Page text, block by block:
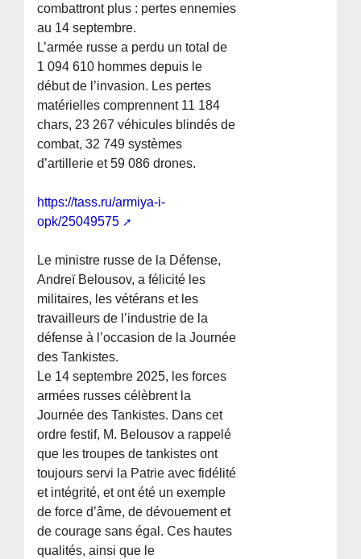
combattront plus : pertes ennemies
au 14 septembre.
L’armée russe a perdu un total de
1 094 610 hommes depuis le
début de l’invasion. Les pertes
matérielles comprennent 11 184
chars, 23 267 véhicules blindés de
combat, 32 749 systèmes
d’artillerie et 59 086 drones.
https://tass.ru/armiya-i-
opk/25049575
Le ministre russe de la Défense,
Andreï Belousov, a félicité les
militaires, les vétérans et les
travailleurs de l’industrie de la
défense à l’occasion de la Journée
des Tankistes.
Le 14 septembre 2025, les forces
armées russes célèbrent la
Journée des Tankistes. Dans cet
ordre festif, M. Belousov a rappelé
que les troupes de tankistes ont
toujours servi la Patrie avec fidélité
et intégrité, et ont été un exemple
de force d’âme, de dévouement et
de courage sans égal. Ces hautes
qualités, ainsi que le